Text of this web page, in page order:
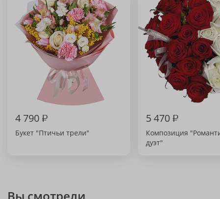
4 790₽
Букет "Птичьи трели"
5 470₽
Композиция
дуэт"